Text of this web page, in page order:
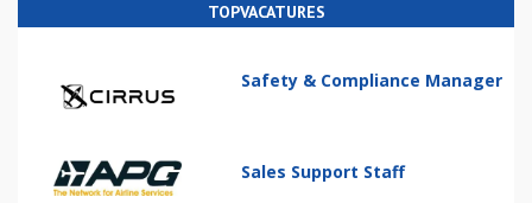
TOPVACATURES
Safety & Compliance Manager
Sales Support Staff